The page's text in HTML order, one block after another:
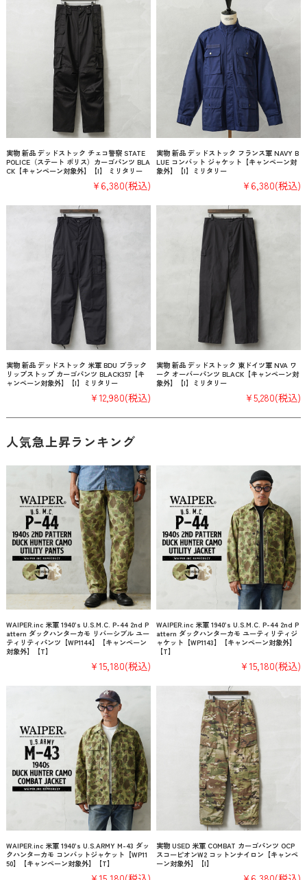
実物 新品 デッドストック チェコ警察 STATE
POLICE（ステート ポリス）カーゴパンツ BLA
CK【キャンペーン対象外】【I】 ミリタリー
¥6,380(税込)
実物 新品 デッドストック フランス軍 NAVY B
LUE コンバット ジャケット【キャンペーン対
象外】【I】ミリタリー
¥6,380(税込)
実物 新品 デッドストック 米軍 BDU ブラック
リップストップ カーゴパンツ BLACK357【キ
ャンペーン対象外】【I】ミリタリー
¥12,980(税込)
実物 新品 デッドストック 東ドイツ軍 NVA ワ
ーク オーバーパンツ BLACK【キャンペーン対
象外】【I】ミリタリー
¥5,280(税込)
人気急上昇ランキング
WAIPER.inc 米軍 1940’s U.S.M.C. P-44 2nd P
attern ダックハンターカモ リバーシブル ユー
ティリティパンツ【WP1144】【キャンペーン
対象外】【T】
¥15,180(税込)
WAIPER.inc 米軍 1940’s U.S.M.C. P-44 2nd P
attern ダックハンターカモ ユーティリティジ
ャケット【WP1143】【キャンペーン対象外】
【T】
¥15,180(税込)
WAIPER.inc 米軍 1940’s U.S.ARMY M-43 ダッ
クハンターカモ コンバットジャケット【WP11
50】【キャンペーン対象外】【T】
実物 USED 米軍 COMBAT カーゴパンツ OCP
スコーピオンW2 コットンナイロン【キャンペ
ーン対象外】【I】